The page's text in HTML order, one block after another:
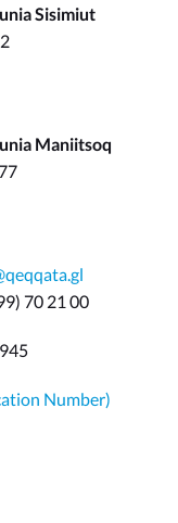
Sisimiut
Maniitsoq
70 21 00
Number)